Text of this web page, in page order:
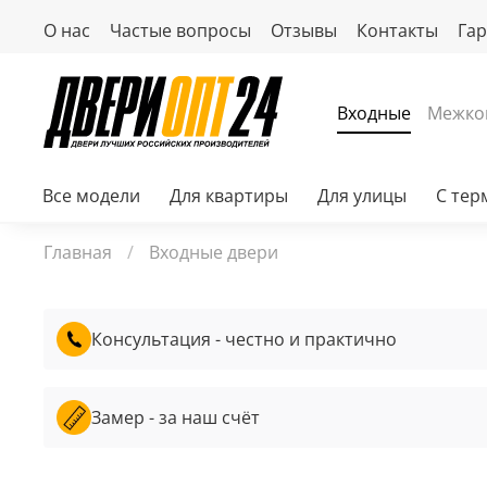
О нас Частые вопросы Отзывы Контакты
Входные
Все модели Для квартиры Для улицы С
Главная Входные двери
Консультация - честно и практично
Замер - за наш счёт